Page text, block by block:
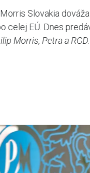
Slovakia
celej EÚ. Dnes
Morris, Petra a RGD